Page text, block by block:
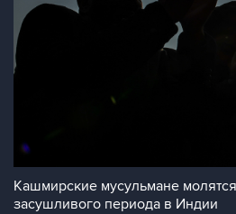
Кашмирские мусульмане
засушливого периода в Индии